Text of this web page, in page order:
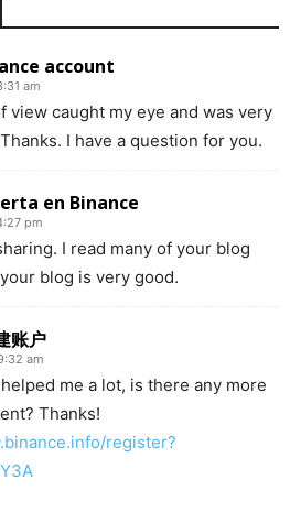
account
am
view caught my eye and was very
I have a question for you.
en Binance
pm
I read many of your blog
blog is very good.
账户
am
me a lot, is there any more
Thanks!
register?